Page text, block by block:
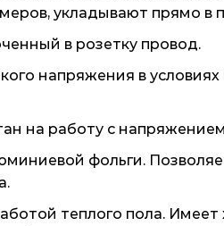
укладывают прямо в
в розетку провод.
напряжения в
на работу с
фольги.
теплого пола.